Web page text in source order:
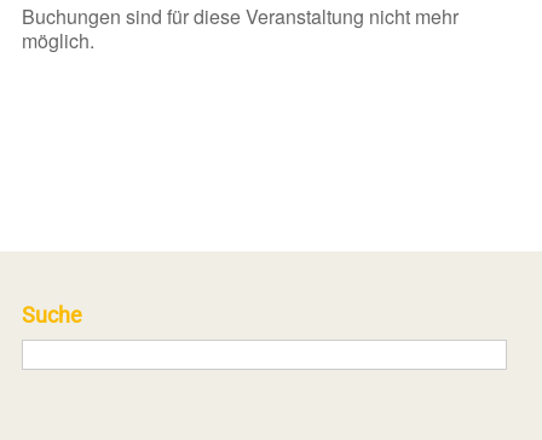
Buchungen sind für diese Veranstaltung nicht mehr
möglich.
Suche